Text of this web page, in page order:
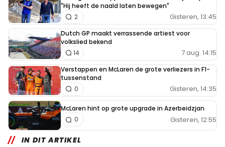
"Hij heeft de naald laten bewegen"
Gisteren, 13:45
2
Dutch GP maakt verrassende artiest voor
volkslied bekend
7 aug. 14:15
14
Verstappen en McLaren de grote verliezers in F1-
tussenstand
Gisteren, 14:35
0
McLaren hint op grote upgrade in Azerbeidzjan
Gisteren, 12:55
0
IN DIT ARTIKEL